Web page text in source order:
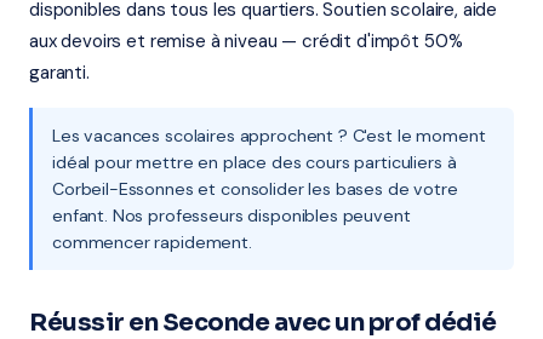
disponibles dans tous les quartiers. Soutien scolaire, aide
aux devoirs et remise à niveau — crédit d'impôt 50%
garanti.
Les vacances scolaires approchent ? C'est le moment
idéal pour mettre en place des cours particuliers à
Corbeil-Essonnes et consolider les bases de votre
enfant. Nos professeurs disponibles peuvent
commencer rapidement.
Réussir en Seconde avec un prof dédié